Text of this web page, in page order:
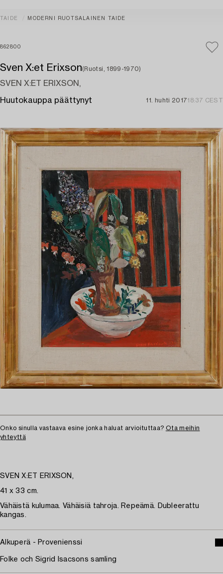
TAIDE MODERNI RUOTSALAINEN TAIDE
862800
Sven X:et Erixson(Ruotsi, 1899-1970)
SVEN X:ET ERIXSON,
Huutokauppa päättynyt 11. huhti 201718:37 CEST
Onko sinulla vastaava esine jonka haluat arvioituttaa? Ota meihin
yhteyttä
SVEN X:ET ERIXSON,
41 x 33 cm.
Vähäistä kulumaa. Vähäisiä tahroja. Repeämä. Dubleerattu
kangas.
Alkuperä - Provenienssi
Folke och Sigrid Isacsons samling